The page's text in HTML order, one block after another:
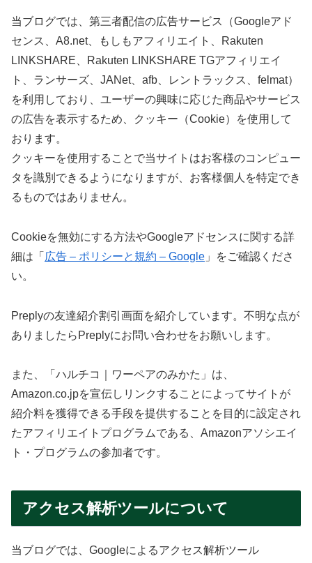
当ブログでは、第三者配信の広告サービス（Googleアド
センス、A8.net、もしもアフィリエイト、Rakuten
LINKSHARE、Rakuten LINKSHARE TGアフィリエイ
ト、ランサーズ、JANet、afb、レントラックス、felmat）
を利用しており、ユーザーの興味に応じた商品やサービス
の広告を表示するため、クッキー（Cookie）を使用して
おります。
クッキーを使用することで当サイトはお客様のコンピュー
タを識別できるようになりますが、お客様個人を特定でき
るものではありません。
Cookieを無効にする方法やGoogleアドセンスに関する詳
細は「 広告 – ポリシーと規約 – Google 」をご確認くださ
い。
Preplyの友達紹介割引画面を紹介しています。不明な点が
ありましたらPreplyにお問い合わせをお願いします。
また、「ハルチコ｜ワーペアのみかた」は、
Amazon.co.jpを宣伝しリンクすることによってサイトが
紹介料を獲得できる手段を提供することを目的に設定され
たアフィリエイトプログラムである、Amazonアソシエイ
ト・プログラムの参加者です。
アクセス解析ツールについて
当ブログでは、Googleによるアクセス解析ツール